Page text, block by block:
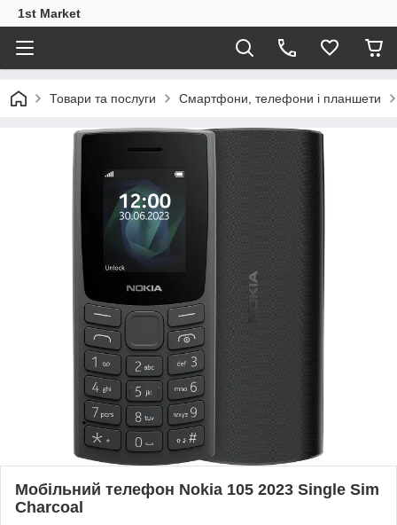
1st Market
Товари та послуги Смартфони, телефони і планшети
Мобільний телефон Nokia 105 2023 Single Sim
Charcoal